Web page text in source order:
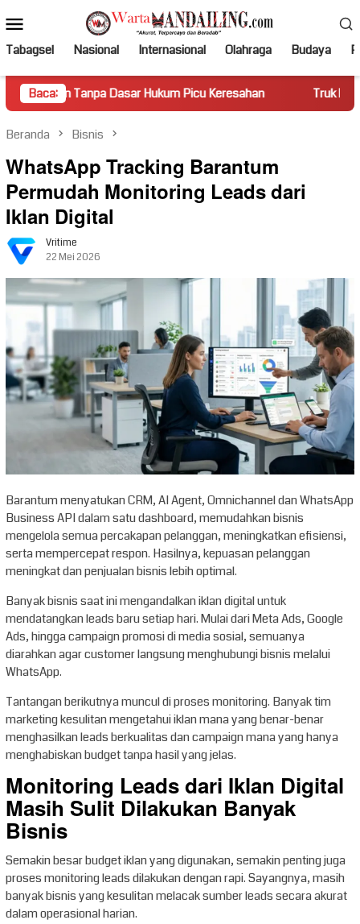
ke
kontenMobile
Tabagsel Nasional Internasional Olahraga Budaya
Baca:
Dasar Hukum Picu Keresahan Truk Miring Hambat Arus
Beranda Bisnis
WhatsApp Tracking Barantum
Permudah Monitoring Leads dari
Iklan Digital
Vritime
22 Mei 2026
Barantum menyatukan CRM, AI Agent, Omnichannel dan WhatsApp
Business API dalam satu dashboard, memudahkan bisnis
mengelola semua percakapan pelanggan, meningkatkan efisiensi,
serta mempercepat respon. Hasilnya, kepuasan pelanggan
meningkat dan penjualan bisnis lebih optimal.
Banyak bisnis saat ini mengandalkan iklan digital untuk
mendatangkan leads baru setiap hari. Mulai dari Meta Ads, Google
Ads, hingga campaign promosi di media sosial, semuanya
diarahkan agar customer langsung menghubungi bisnis melalui
WhatsApp.
Tantangan berikutnya muncul di proses monitoring. Banyak tim
marketing kesulitan mengetahui iklan mana yang benar-benar
menghasilkan leads berkualitas dan campaign mana yang hanya
menghabiskan budget tanpa hasil yang jelas.
Monitoring Leads dari Iklan Digital
Masih Sulit Dilakukan Banyak
Bisnis
Semakin besar budget iklan yang digunakan, semakin penting juga
proses monitoring leads dilakukan dengan rapi. Sayangnya, masih
banyak bisnis yang kesulitan melacak sumber leads secara akurat
dalam operasional harian.